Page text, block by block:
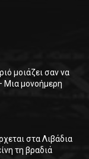
μοιάζει σαν να
Μια μονοήμερη
στα Λιβάδια
τη βραδιά